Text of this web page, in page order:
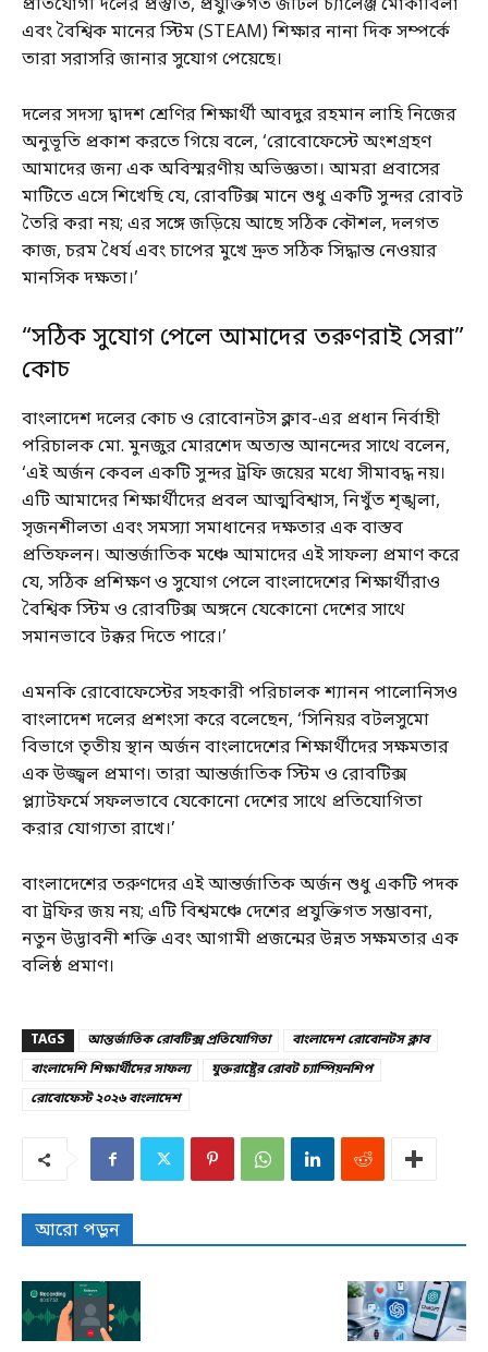
প্রতিযোগী দলের প্রস্তুতি, প্রযুক্তিগত জটিল চ্যালেঞ্জ মোকাবিলা
এবং বৈশ্বিক মানের স্টিম (STEAM) শিক্ষার নানা দিক সম্পর্কে
তারা সরাসরি জানার সুযোগ পেয়েছে।
দলের সদস্য দ্বাদশ শ্রেণির শিক্ষার্থী আবদুর রহমান লাহি নিজের
অনুভূতি প্রকাশ করতে গিয়ে বলে, ‘রোবোফেস্টে অংশগ্রহণ
আমাদের জন্য এক অবিস্মরণীয় অভিজ্ঞতা। আমরা প্রবাসের
মাটিতে এসে শিখেছি যে, রোবটিক্স মানে শুধু একটি সুন্দর রোবট
তৈরি করা নয়; এর সঙ্গে জড়িয়ে আছে সঠিক কৌশল, দলগত
কাজ, চরম ধৈর্য এবং চাপের মুখে দ্রুত সঠিক সিদ্ধান্ত নেওয়ার
মানসিক দক্ষতা।’
“সঠিক সুযোগ পেলে আমাদের তরুণরাই সেরা”
কোচ
বাংলাদেশ দলের কোচ ও রোবোনটস ক্লাব-এর প্রধান নির্বাহী
পরিচালক মো. মুনজুর মোরশেদ অত্যন্ত আনন্দের সাথে বলেন,
‘এই অর্জন কেবল একটি সুন্দর ট্রফি জয়ের মধ্যে সীমাবদ্ধ নয়।
এটি আমাদের শিক্ষার্থীদের প্রবল আত্মবিশ্বাস, নিখুঁত শৃঙ্খলা,
সৃজনশীলতা এবং সমস্যা সমাধানের দক্ষতার এক বাস্তব
প্রতিফলন। আন্তর্জাতিক মঞ্চে আমাদের এই সাফল্য প্রমাণ করে
যে, সঠিক প্রশিক্ষণ ও সুযোগ পেলে বাংলাদেশের শিক্ষার্থীরাও
বৈশ্বিক স্টিম ও রোবটিক্স অঙ্গনে যেকোনো দেশের সাথে
সমানভাবে টক্কর দিতে পারে।’
এমনকি রোবোফেস্টের সহকারী পরিচালক শ্যানন পালোনিসও
বাংলাদেশ দলের প্রশংসা করে বলেছেন, ‘সিনিয়র বটলসুমো
বিভাগে তৃতীয় স্থান অর্জন বাংলাদেশের শিক্ষার্থীদের সক্ষমতার
এক উজ্জ্বল প্রমাণ। তারা আন্তর্জাতিক স্টিম ও রোবটিক্স
প্ল্যাটফর্মে সফলভাবে যেকোনো দেশের সাথে প্রতিযোগিতা
করার যোগ্যতা রাখে।’
বাংলাদেশের তরুণদের এই আন্তর্জাতিক অর্জন শুধু একটি পদক
বা ট্রফির জয় নয়; এটি বিশ্বমঞ্চে দেশের প্রযুক্তিগত সম্ভাবনা,
নতুন উদ্ভাবনী শক্তি এবং আগামী প্রজন্মের উন্নত সক্ষমতার এক
বলিষ্ঠ প্রমাণ।
TAGS আন্তর্জাতিক রোবটিক্স প্রতিযোগিতা
বাংলাদেশ রোবোনটস ক্লাব
বাংলাদেশি শিক্ষার্থীদের সাফল্য
যুক্তরাষ্ট্রের রোবট চ্যাম্পিয়নশিপ
রোবোফেস্ট ২০২৬ বাংলাদেশ
আরো পড়ুন